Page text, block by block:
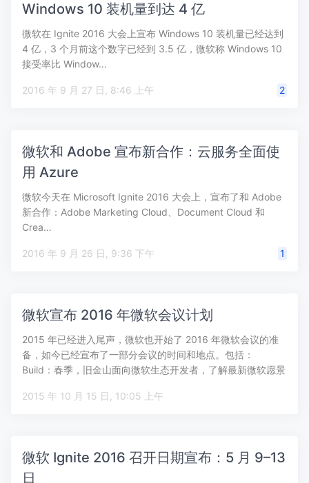
Windows 10 装机量到达 4 亿
微软在 Ignite 2016 大会上宣布 Windows 10 装机量已经达到
4 亿，3 个月前这个数字已经到 3.5 亿，微软称 Windows 10
接受率比 Window…
2016 年 9 月 27 日, 8:46 上午 2
微软和 Adobe 宣布新合作：云服务全面使
用 Azure
微软今天在 Microsoft Ignite 2016 大会上，宣布了和 Adobe
新合作：Adobe Marketing Cloud、Document Cloud 和
Crea…
2016 年 9 月 26 日, 9:36 下午 1
微软宣布 2016 年微软会议计划
2015 年已经进入尾声，微软也开始了 2016 年微软会议的准
备，如今已经宣布了一部分会议的时间和地点。包括：
Build：春季，旧金山面向微软生态开发者，了解最新微软愿景
2015 年 10 月 15 日, 10:05 上午
微软 Ignite 2016 召开日期宣布：5 月 9–13
日